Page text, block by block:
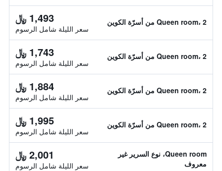
Queen room، 2 من أسرّة الكوين 1,493 ﷼
سعر الليلة شامل الرسوم
Queen room، 2 من أسرّة الكوين 1,743 ﷼
سعر الليلة شامل الرسوم
Queen room، 2 من أسرّة الكوين 1,884 ﷼
سعر الليلة شامل الرسوم
Queen room، 2 من أسرّة الكوين 1,995 ﷼
سعر الليلة شامل الرسوم
Queen room، نوع السرير غير
معروف
2,001 ﷼
سعر الليلة شامل الرسوم